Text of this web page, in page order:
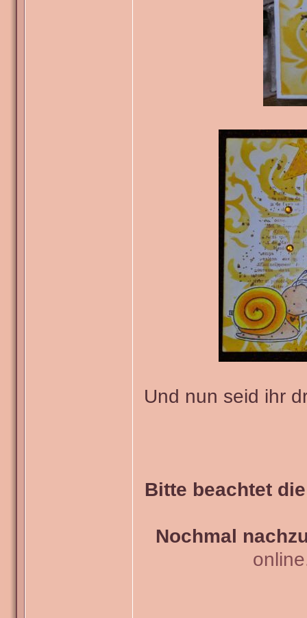
Und nun seid ihr
Bitte beachtet
Nochmal